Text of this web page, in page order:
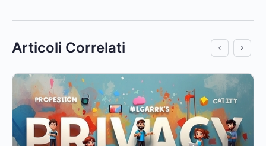
Articoli Correlati